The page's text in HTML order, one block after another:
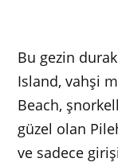
Bu gezin
Island, vahşi
Beach,
güzel olan
ve sadece